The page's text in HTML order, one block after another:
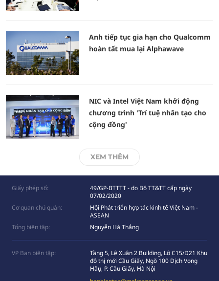
Anh tiếp tục gia hạn cho Qualcomm
hoàn tất mua lại Alphawave
NIC và Intel Việt Nam khởi động
chương trình 'Trí tuệ nhân tạo cho
cộng đồng'
XEM THÊM
Giấy phép số:
49/GP-BTTTT - do Bộ TT&TT cấp ngày
07/02/2020
Cơ quan chủ quản:
Hội Phát triển hợp tác kinh tế Việt Nam -
ASEAN
Tổng biên tập:
Nguyễn Hà Thắng
VP Ban biên tập:
Tầng 5, Lê Xuân 2 Building, Lô C15/D21 Khu
đô thị mới Cầu Giấy, Ngõ 100 Dịch Vọng
Hâụ, P. Cầu Giấy, Hà Nội